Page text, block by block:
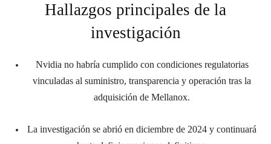
Hallazgos principales de la
investigación
Nvidia no habría cumplido con condiciones regulatorias
vinculadas al suministro, transparencia y operación tras la
adquisición de Mellanox.
La investigación se abrió en diciembre de 2024 y continuará